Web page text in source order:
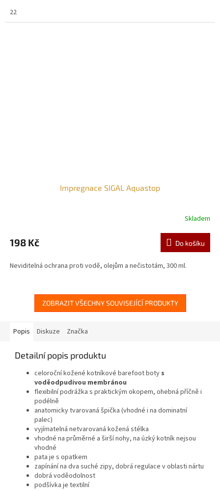
22
Impregnace SIGAL Aquastop
Skladem
198 Kč Do košíku
Neviditelná ochrana proti vodě, olejům a nečistotám, 300 ml.
ZOBRAZIT VŠECHNY SOUVISEJÍCÍ PRODUKTY
Popis Diskuze Značka
Detailní popis produktu
celoroční kožené kotníkové barefoot boty s
voděodpudivou membránou
flexibilní podrážka s praktickým okopem, ohebná příčně i
podélně
anatomicky tvarovaná špička (vhodné i na dominatní
palec)
vyjímatelná netvarovaná kožená stélka
vhodné na průměrné a širší nohy, na úzký kotník nejsou
vhodné
pata je s opatkem
zapínání na dva suché zipy, dobrá regulace v oblasti nártu
dobrá voděodolnost
podšívka je textilní